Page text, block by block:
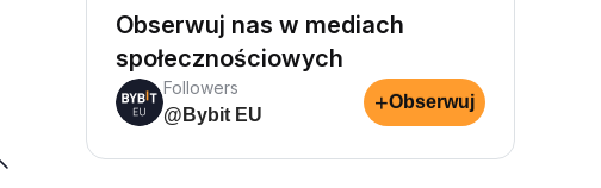
Obserwuj nas w mediach
społecznościowych
Followers
@Bybit EU
+Obserwuj